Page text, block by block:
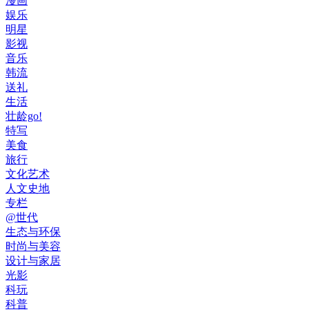
娱乐
明星
影视
音乐
韩流
送礼
生活
壮龄go!
特写
美食
旅行
文化艺术
人文史地
专栏
@世代
生态与环保
时尚与美容
设计与家居
光影
科玩
科普